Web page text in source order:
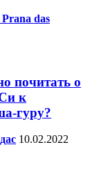
das
почитать о
к
гуру?
10.02.2022